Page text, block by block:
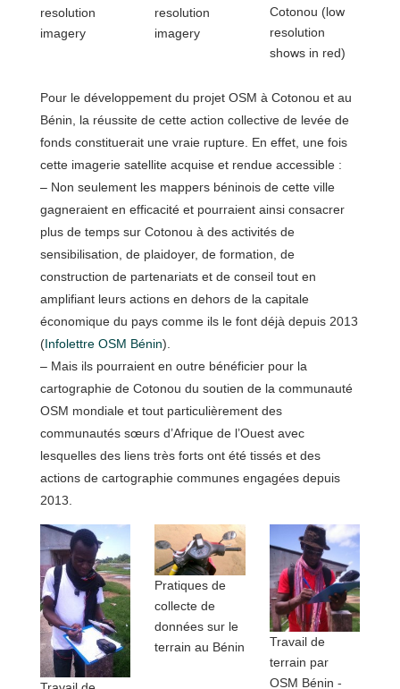
resolution
imagery
resolution
imagery
Cotonou (low
resolution
shows in red)
Pour le développement du projet OSM à Cotonou et au
Bénin, la réussite de cette action collective de levée de
fonds constituerait une vraie rupture. En effet, une fois
cette imagerie satellite acquise et rendue accessible :
– Non seulement les mappers béninois de cette ville
gagneraient en efficacité et pourraient ainsi consacrer
plus de temps sur Cotonou à des activités de
sensibilisation, de plaidoyer, de formation, de
construction de partenariats et de conseil tout en
amplifiant leurs actions en dehors de la capitale
économique du pays comme ils le font déjà depuis 2013
(Infolettre OSM Bénin).
– Mais ils pourraient en outre bénéficier pour la
cartographie de Cotonou du soutien de la communauté
OSM mondiale et tout particulièrement des
communautés sœurs d’Afrique de l’Ouest avec
lesquelles des liens très forts ont été tissés et des
actions de cartographie communes engagées depuis
2013.
Pratiques de
collecte de
données sur le
terrain au Bénin
Travail de
terrain par
OSM Bénin -